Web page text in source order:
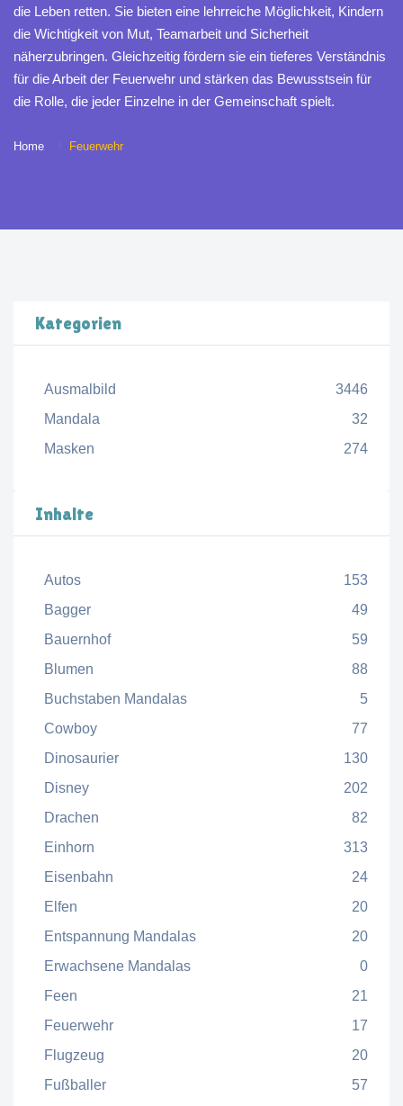
die Leben retten. Sie bieten eine lehrreiche Möglichkeit, Kindern
die Wichtigkeit von Mut, Teamarbeit und Sicherheit
näherzubringen. Gleichzeitig fördern sie ein tieferes Verständnis
für die Arbeit der Feuerwehr und stärken das Bewusstsein für
die Rolle, die jeder Einzelne in der Gemeinschaft spielt.
Home Feuerwehr
Kategorien
Ausmalbild
3446
Mandala
32
Masken
274
Inhalte
Autos
153
Bagger
49
Bauernhof
59
Blumen
88
Buchstaben Mandalas
5
Cowboy
77
Dinosaurier
130
Disney
202
Drachen
82
Einhorn
313
Eisenbahn
24
Elfen
20
Entspannung Mandalas
20
Erwachsene Mandalas
0
Feen
21
Feuerwehr
17
Flugzeug
20
Fußballer
57